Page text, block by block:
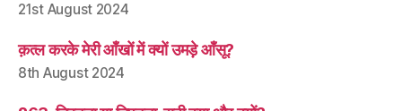
21st August 2024
क़त्ल करके मेरी आँखों में क्यों उमड़े आँसू?
8th August 2024